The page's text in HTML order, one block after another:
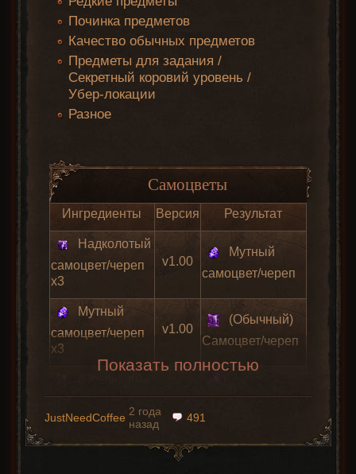
ЭликсирыРуныКамниДрагоценности
Древковое
оружие
СкипетрыКопья
Метательное
оружие
Починка предметов
Качество обычных предметов
Предметы для задания /
Секретный коровий уровень /
Убер-локации
Разное
Самоцветы
Ингредиенты Версия Результат
Надколотый
самоцвет/череп
x3
v1.00
Мутный
самоцвет/череп
Мутный
самоцвет/череп
x3
v1.00
(Обычный)
Самоцвет/череп
Самоцвет/череп
x3
v1.00
Безупречный
самоцвет/череп
Показать полностью
JustNeedCoffee 2 года
назад
491